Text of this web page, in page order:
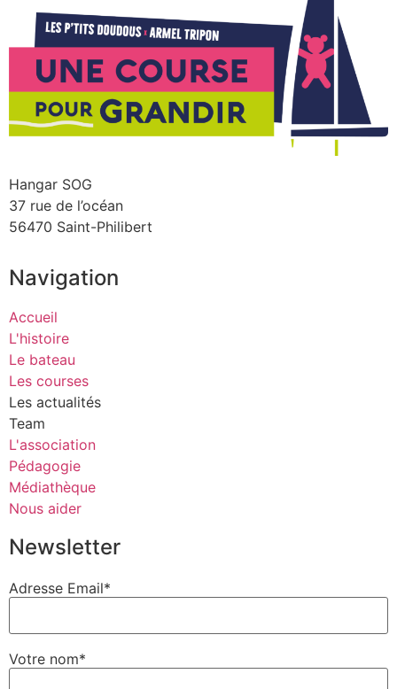
Hangar SOG
37 rue de l’océan
56470 Saint-Philibert
Navigation
Accueil
L'histoire
Le bateau
Les courses
Les actualités
Team
L'association
Pédagogie
Médiathèque
Nous aider
Newsletter
Adresse Email*
Votre nom*